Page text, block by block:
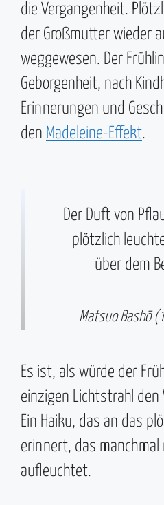
die Vergangenheit.
der Großmutter wieder
weggewesen. Der
Geborgenheit, nach
Erinnerungen und
den Madeleine-Effekt.
Der Duft von
plötzlich
über dem
Matsuo Bashō
Es ist, als würde der
einzigen Lichtstrahl
Ein Haiku, das an das
erinnert, das
aufleuchtet.